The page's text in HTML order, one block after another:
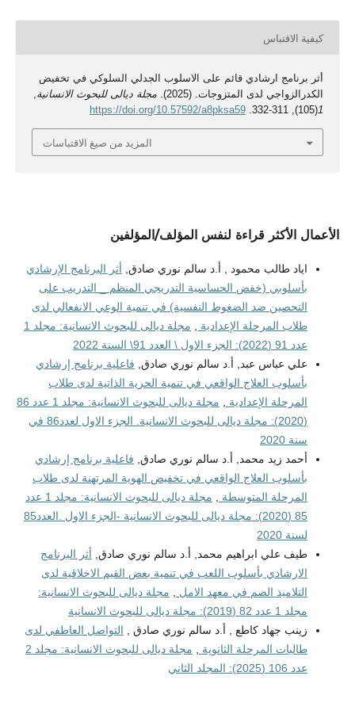
كيفية الاقتباس
أثر برنامج ارشادي قائم على الاسلوب الجدلي السلوكي في تخفيض
الكدرالزواجي لدى المتزوجات. (2025).
مجلة ديالى للبحوث الانسانية,
1
(105), 311-332.
https://doi.org/10.57592/a8pksa59
المزيد من صيغ الاقتباسات
الأعمال الأكثر قراءة لنفس المؤلف/المؤلفين
اياد طالب محمود , أ.د سالم نوري صادق, أثر البرنامج الإرشادي
بأسلوبي (خفض الحساسية التدريجي المنظم _ التدريب على
التحصين ضد الضغوط النفسية) في تنمية الوعي الانفعالي لدى
طلاب المرحلة الإعدادية
مجلة ديالى للبحوث الانسانية: مجلد 1
عدد 91 (2022): الجزء الاول \ العدد 91\ السنة 2022
علي عباس عبد, أ.د سالم نوري صادق, فاعلية برنامج إرشادي
بأسلوب العلاج الواقعي في تنمية الحرية الذاتية لدى طلاب
المرحلة الإعدادية
مجلة ديالى للبحوث الانسانية: مجلد 1 عدد 86
(2020): مجلة ديالى للبحوث الانسانية. الجزء الاول لعدد86 في
سنة 2020
أحمد زيد محمد, أ.د سالم نوري صادق, فاعلية برنامج إرشادي
بأسلوب العلاج الواقعي في تخفيض الهوية المرتهنة لدى طلاب
المرحلة المتوسطة
مجلة ديالى للبحوث الانسانية: مجلد 1 عدد
85 (2020): مجلة ديالى للبحوث الانسانية -الجزء الاول .العدد85
لسنة 2020
طيف علي ابراهيم محمد, أ.د سالم نوري صادق, أثر البرنامج
الارشادي بأسلوب اللعب في تنمية بعض القيم الاخلاقية لدى
التلاميذ الصم في معهد الامل
مجلة ديالى للبحوث الانسانية:
مجلد 1 عدد 82 (2019): مجلة ديالى للبحوث الانسانية
زينب جهاد كاطع , أ.د سالم نوري صادق , التواصل العاطفي لدى
طالبات المرحلة الثانوية
مجلة ديالى للبحوث الانسانية: مجلد 2
عدد 106 (2025): المجلد الثاني